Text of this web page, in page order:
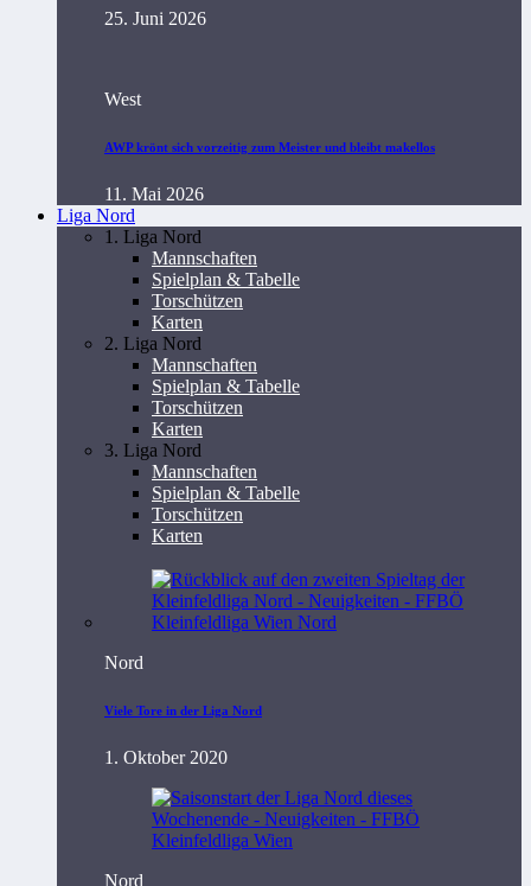
25. Juni 2026
West
AWP krönt sich vorzeitig zum Meister und bleibt makellos
11. Mai 2026
Liga Nord
1. Liga Nord
Mannschaften
Spielplan & Tabelle
Torschützen
Karten
2. Liga Nord
Mannschaften
Spielplan & Tabelle
Torschützen
Karten
3. Liga Nord
Mannschaften
Spielplan & Tabelle
Torschützen
Karten
Nord
Viele Tore in der Liga Nord
1. Oktober 2020
Nord